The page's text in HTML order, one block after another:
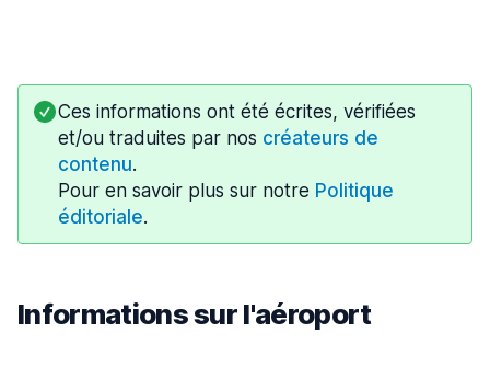
Ces informations ont été écrites, vérifiées
et/ou traduites par nos créateurs de
contenu.
Pour en savoir plus sur notre Politique
éditoriale.
Informations sur l'aéroport